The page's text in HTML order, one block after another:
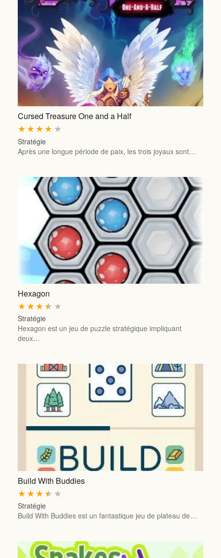
Cursed Treasure One and a Half
★
★
★
★
★
Stratégie
Après une longue période de paix, les trois joyaux sont…
Hexagon
★
★
★
★
★
Stratégie
Hexagon est un jeu de puzzle stratégique impliquant
deux…
Build With Buddies
★
★
★
★
★
Stratégie
Build With Buddies est un fantastique jeu de plateau de…